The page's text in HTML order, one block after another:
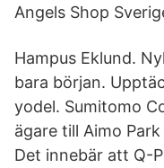
Angels Shop
Hampus Eklund.
bara början.
yodel. Sumitomo
ägare till Aimo
Det innebär att Q-